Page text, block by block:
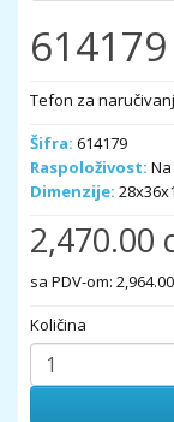
614179
Tefon za
Šifra: 614179
Raspoloživost:
Dimenzije:
2,470.00
sa PDV-om:
Količina